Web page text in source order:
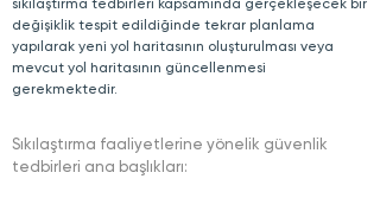
sıkılaştırma tedbirleri kapsamında gerçekleşecek bir
değişiklik tespit edildiğinde tekrar planlama
yapılarak yeni yol haritasının oluşturulması veya
mevcut yol haritasının güncellenmesi
gerekmektedir.
Sıkılaştırma faaliyetlerine yönelik güvenlik
tedbirleri ana başlıkları: